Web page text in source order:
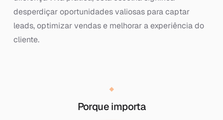
desperdiçar oportunidades valiosas para captar
leads, optimizar vendas e melhorar a experiência do
cliente.
Porque importa